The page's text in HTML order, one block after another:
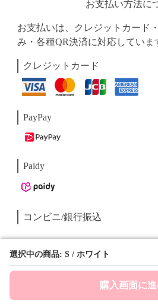
選択中の商品: S / ホワイト
購入画面に
選択中の商品: S / ホワイト
購入画面に
お支払い方法に
お支払いは、クレジットカード
み・各種QR決済に対応していま
クレジットカード
PayPay
Paidy
コンビニ/銀行振込